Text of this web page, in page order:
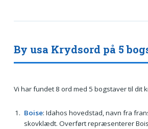
By usa Krydsord på 5
Vi har fundet 8 ord med 5 bogstaver til dit
Boise: Idahos hovedstad, navn fra
skovklædt. Overført repræsenterer